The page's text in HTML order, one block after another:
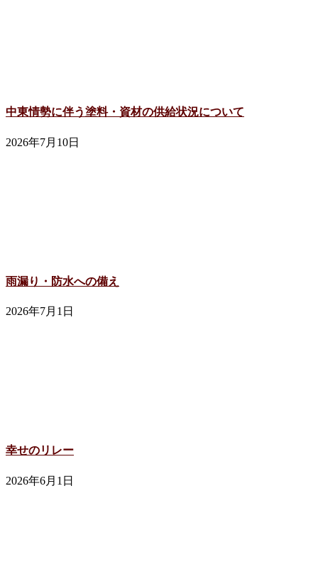
中東情勢に伴う塗料・資材の供給状況について
2026年7月10日
雨漏り・防水への備え
2026年7月1日
幸せのリレー
2026年6月1日